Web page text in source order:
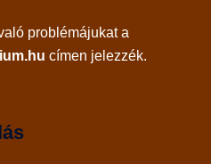
problémájukat a
címen jelezzék.